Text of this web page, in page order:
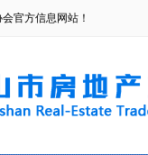
官方信息网站！